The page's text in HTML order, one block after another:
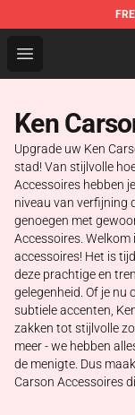
Open menu
Ken Carson
Ken
Upgrade uw Ken
stad! Van stijlvolle
Accessoires hebben
niveau van verfijning
genoegen met
Accessoires. Welkom
accessoires! Het is
deze prachtige en
gelegenheid. Of je
subtiele accenten,
zakken tot stijlvolle
meer - we hebben
de menigte. Dus
Carson Accessoires